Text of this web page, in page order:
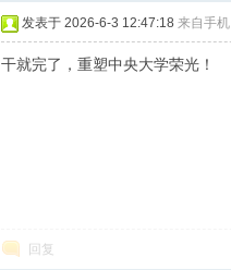
发表于 2026-6-3 12:47:18 来自手机
干就完了，重塑中央大学荣光！
回复